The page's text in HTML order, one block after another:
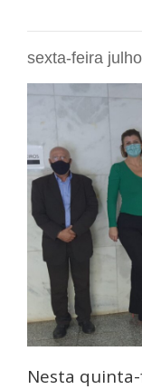
sexta-feira
Nesta